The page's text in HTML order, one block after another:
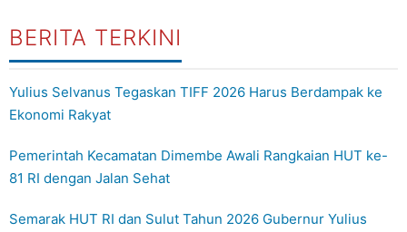
BERITA TERKINI
Yulius Selvanus Tegaskan TIFF 2026 Harus Berdampak ke
Ekonomi Rakyat
Pemerintah Kecamatan Dimembe Awali Rangkaian HUT ke-
81 RI dengan Jalan Sehat
Semarak HUT RI dan Sulut Tahun 2026 Gubernur Yulius